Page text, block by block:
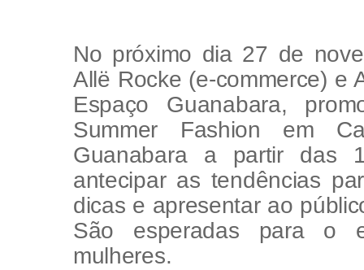
No próximo dia 27 de
Allë Rocke (e-commerce) e
Espaço Guanabara,
Summer Fashion em
Guanabara a partir das
antecipar as tendências
dicas e apresentar ao
São esperadas para o
mulheres.